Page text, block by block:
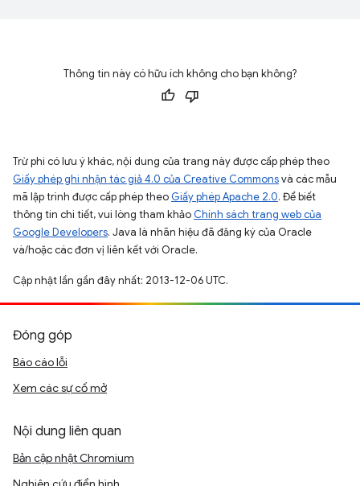
Thông tin này có hữu ích không cho bạn không?
Trừ phi có lưu ý khác, nội dung của trang này được cấp phép theo
Giấy phép ghi nhận tác giả 4.0 của Creative Commonsvà các mẫu
mã lập trình được cấp phép theo Giấy phép Apache 2.0. Để biết
thông tin chi tiết, vui lòng tham khảo Chính sách trang web của
Google Developers. Java là nhãn hiệu đã đăng ký của Oracle
và/hoặc các đơn vị liên kết với Oracle.
Cập nhật lần gần đây nhất: 2013-12-06 UTC.
Đóng góp
Báo cáo lỗi
Xem các sự cố mở
Nội dung liên quan
Bản cập nhật Chromium